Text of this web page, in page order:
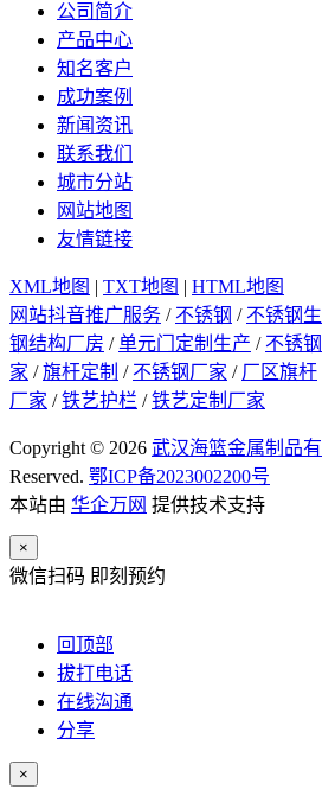
公司简介
产品中心
知名客户
成功案例
新闻资讯
联系我们
城市分站
网站地图
友情链接
XML地图 | TXT地图 | HTML地图
网站抖音推广服务 / 不锈钢 / 不锈钢
钢结构厂房 /单元门定制生产 / 不锈
家 /旗杆定制 / 不锈钢厂家 / 厂区旗杆
厂家 /铁艺护栏 /铁艺定制厂家
Copyright © 2026 武汉海篮金属制品
Reserved. 鄂ICP备2023002200号
本站由 华企万网 提供技术支持
×
微信扫码 即刻预约
回顶部
拔打电话
在线沟通
分享
×